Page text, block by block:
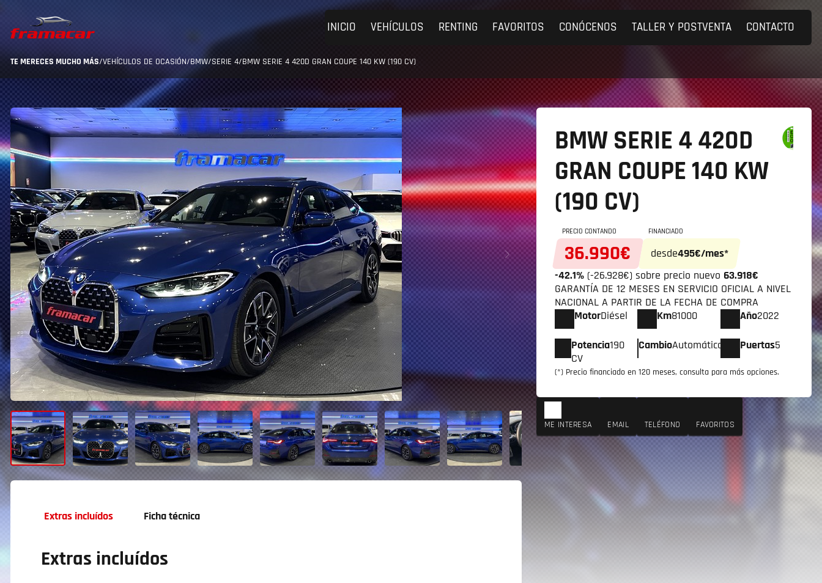
INICIO VEHÍCULOS RENTING FAVORITOS CONÓCENOS TALLER Y POSTVENTA CONTACTO
TE MERECES MUCHO MÁS/VEHÍCULOS DE OCASIÓN/BMW/SERIE 4/BMW SERIE 4 420D GRAN COUPE 140 KW (190 CV)
BMW SERIE 4420D
GRAN COUPE 140 KW
(190 CV)
PRECIO CONTANDO
36.990€
FINANCIADO
desde495€/mes*
-42.1% (-26.928€) sobre precio nuevo 63.918€
GARANTÍA DE 12 MESES EN SERVICIO OFICIAL A NIVEL
NACIONAL A PARTIR DE LA FECHA DE COMPRA
MotorDiésel Km81000 Año2022
Potencia190
CV
CambioAutomático Puertas5
(*) Precio financiado en 120 meses, consulta para más opciones.
ME INTERESA EMAIL TELÉFONO FAVORITOS
Extras incluídos Ficha técnica
Extras incluídos